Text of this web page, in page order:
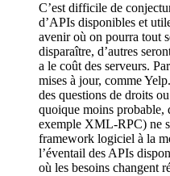
C’est difficile de
d’APIs disponibles et
avenir où on pourra tout
disparaître, d’autres
a le coût des serveurs.
mises à jour, comme
des questions de droits
quoique moins probable,
exemple XML-RPC) ne
framework logiciel à la
l’éventail des APIs
où les besoins changent